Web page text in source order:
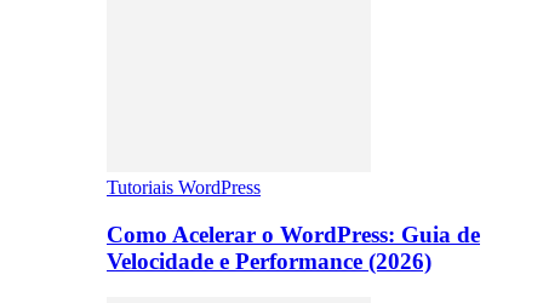
Tutoriais WordPress
Como Acelerar o WordPress: Guia de
Velocidade e Performance (2026)